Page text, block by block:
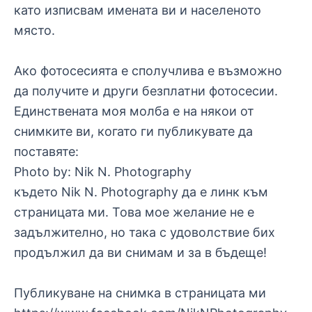
като изписвам имената ви и населеното
място.
Ако фотосесията е сполучлива е възможно
да получите и други безплатни фотосесии.
Единствената моя молба е на някои от
снимките ви, когато ги публикувате да
поставяте:
Photo by: Nik N. Photography
където Nik N. Photography да е линк към
страницата ми. Това мое желание не е
задължително, но така с удоволствие бих
продължил да ви снимам и за в бъдеще!
Публикуване на снимка в страницата ми